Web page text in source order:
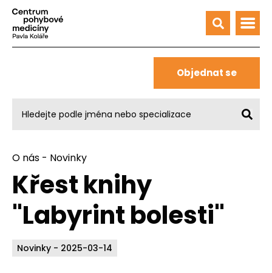
Objednat se
O nás - Novinky
Křest knihy
"Labyrint bolesti"
Novinky - 2025-03-14